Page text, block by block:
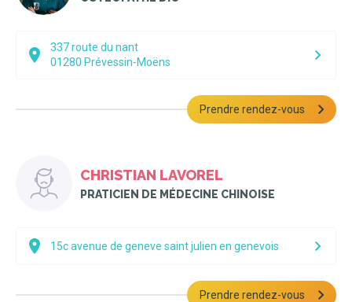
337 route du nant
01280 Prévessin-Moëns
Prendre rendez-vous
CHRISTIAN LAVOREL
PRATICIEN DE MÉDECINE CHINOISE
15c avenue de geneve saint julien en genevois
Prendre rendez-vous